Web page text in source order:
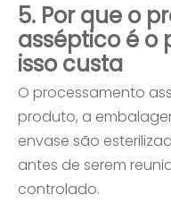
5. Por que o
asséptico é o
isso custa
O processamento
produto, a
envase são
antes de serem
controlado.